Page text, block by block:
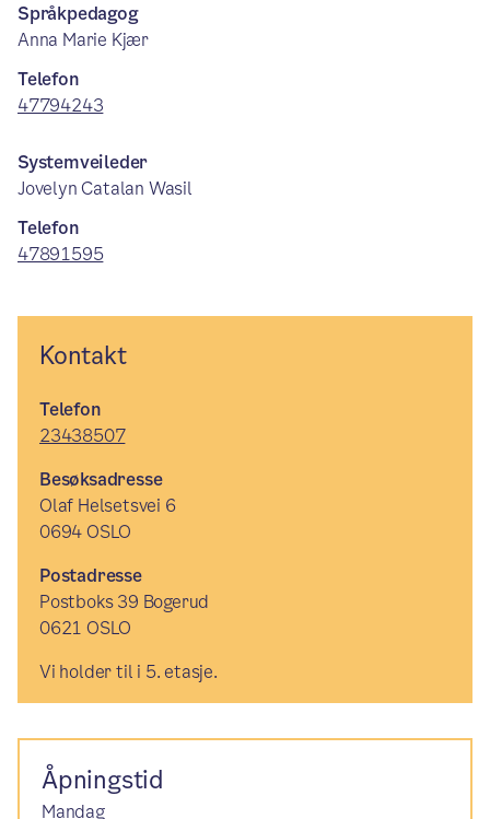
Språkpedagog
Anna Marie Kjær
Telefon
47794243
Systemveileder
Jovelyn Catalan Wasil
Telefon
47891595
Kontakt
Telefon
23438507
Besøksadresse
Olaf Helsetsvei 6
0694 OSLO
Postadresse
Postboks 39 Bogerud
0621 OSLO
Vi holder til i 5. etasje.
Åpningstid
Mandag